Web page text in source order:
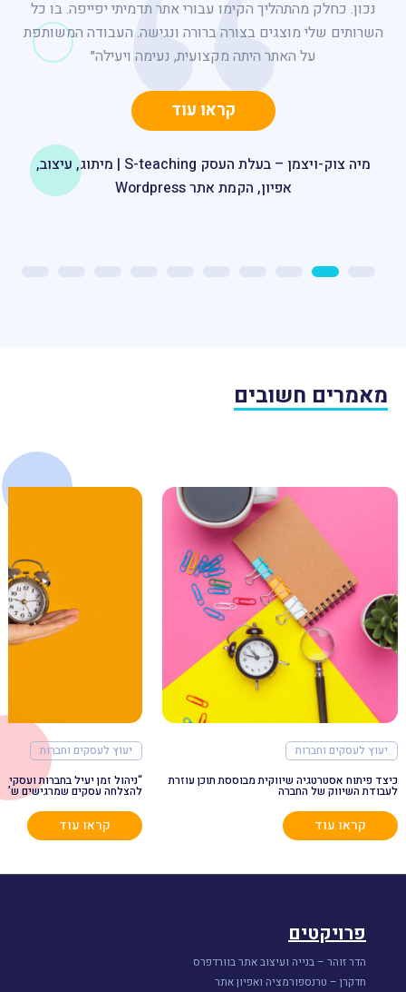
בית הספר לשחייה TI | Re-Start Up
נכון. כחלק מהתהליך הקימו עבורי אתר תדמיתי יפייפה. בו כל
השרותים שלי מוצגים בצורה ברורה ונגישה. העבודה המשותפת
על האתר היתה מקצועית, נעימה ויעילה״
קראו עוד
מיה צוק-ויצמן – בעלת העסק S-teaching | מיתוג, עיצוב,
אפיון, הקמת אתר Wordpress
רק נותר לי לתת לו לגדול. יחד איתי”
קראו עוד
דנה גור ארי מנכ״ל BDyuk | מיתוג, עיצוב, אפיון, הקמת אתר
והתאים אותה באופן מלא כך שיוכלו לשרת את הנוסעים בזמן
הטיסה.
קראו עוד
טל קלדרון, מנהל התוכן, המדיה והאינטרנט בטיסה. אל על,
נתיבי אוויר לישראל | הכשרות לארגונים
קראו עוד
ברברה למפל מנכ״ל ליראק ישראל | שירותי הקמת אתר
בשופיפיי
תומר רייזברג | מנכ"ל רשת מגנוליה
מאמרים חשובים
יעוץ לעסקים וחברות
כיצד פיתוח אסטרטגיה שיווקית מבוססת תוכן עוזרת
לעבודת השיווק של החברה
קראו עוד
יעוץ לעסקים וחברות
“ניהול זמן יעיל בחברות
להצלחה עסקים שמרגישים
קראו עוד
פרויקטים
הדר זוהר – בנייה ועיצוב אתר בוורדפרס
חדקרן – טרנספורמציה ואפיון אתר